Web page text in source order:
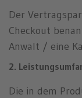
Der
Checkout
Anwalt / eine
2.
Die in dem